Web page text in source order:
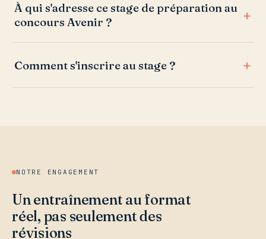
À qui s'adresse ce stage de préparation au
concours Avenir ?
Comment s'inscrire au stage ?
NOTRE ENGAGEMENT
Un entraînement au format
réel, pas seulement des
révisions